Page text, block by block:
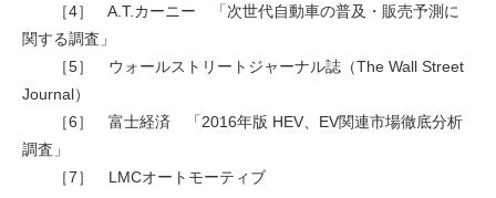
［4］ A.T.カーニー 「次世代自動車の普及・販売予測に
関する調査」
［5］ ウォールストリートジャーナル誌（The Wall Street
Journal）
［6］ 富士経済 「2016年版 HEV、EV関連市場徹底分析
調査」
［7］ LMCオートモーティブ